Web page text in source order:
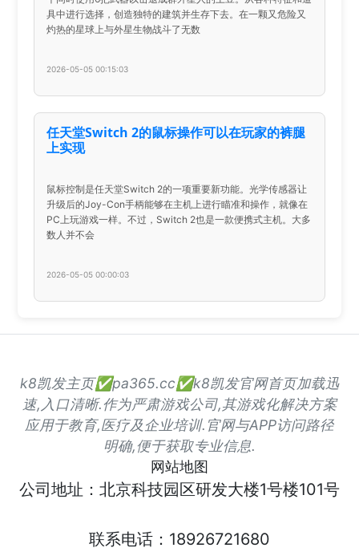
具中进行选择，创造独特的建筑并生存下去。在一颗又危险又
灼热的星球上与外星生物战斗了无数
2026-05-05 00:15:03
任天堂Switch 2的鼠标操作可以在玩家的裤腿
上实现
鼠标控制是任天堂Switch 2的一项重要新功能。光学传感器让
升级后的Joy-Con手柄能够在主机上进行瞄准和操作，就像在
PC上玩游戏一样。不过，Switch 2也是一款便携式主机。大多
数人并不会
2026-05-05 00:00:03
k8凯发主页✅pa365.cc✅k8凯发官网首页加载迅
速,入口清晰.作为严肃游戏公司,其游戏化解决方案
应用于教育,医疗及企业培训.官网与APP访问路径
明确,便于获取专业信息.
网站地图
公司地址：北京科技园区研发大楼1号楼101号
联系电话：18926721680